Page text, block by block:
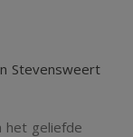
Stevensweert
het geliefde